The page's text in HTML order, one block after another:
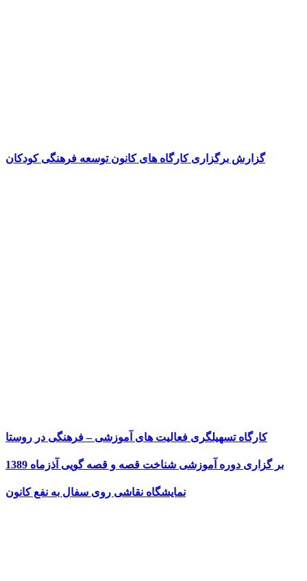
گزارش برگزاری کارگاه های کانون توسعه فرهنگی کودکان
کارگاه تسهیلگری فعالیت های آموزشی – فرهنگی در روستا
بر گزاری دوره آموزشی شناخت قصه و قصه گویی آذزماه 1389
نمایشگاه نقاشی روی سفال به نفع کانون